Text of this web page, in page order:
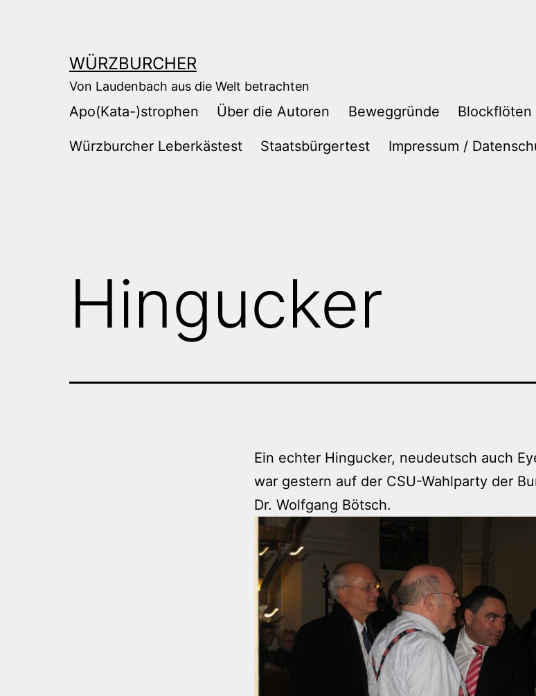
WÜRZBURCHER
Von Laudenbach aus die Welt betrachten
Apo(Kata-)strophen Über die Autoren Beweggründe Blockflöten
Würzburcher Leberkästest Staatsbürgertest Impressum /
Hingucker
Ein echter Hingucker, neudeutsch auch
war gestern auf der CSU-Wahlparty der
Dr. Wolfgang Bötsch.